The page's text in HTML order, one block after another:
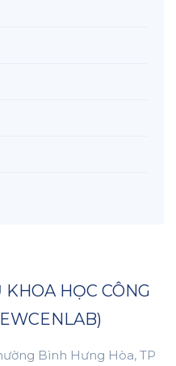
KHOA HỌC CÔNG
Bình Hưng Hòa, TP